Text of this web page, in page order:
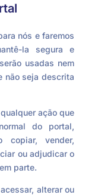
nós e faremos
la segura e
usadas nem
não seja descrita
ação que
do portal,
copiar, vender,
ou adjudicar o
parte.
alterar ou